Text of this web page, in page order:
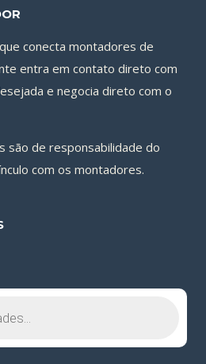
conecta montadores de
entra em contato direto com
e negocia direto com o
são de responsabilidade do
com os montadores.